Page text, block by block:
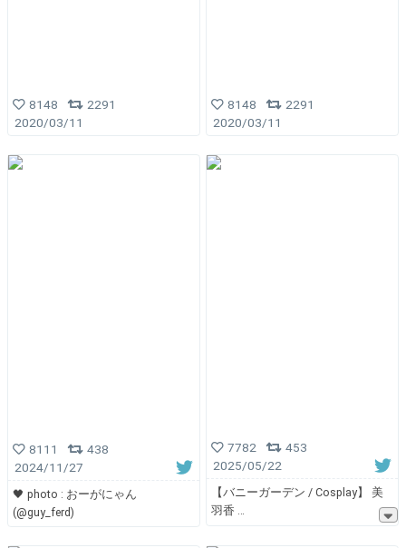
8148
2291
2020/03/11
8148
2291
2020/03/11
8111
438
2024/11/27
🖤 photo : おーがにゃん
(@guy_ferd)
7782
453
2025/05/22
【バニーガーデン / Cosplay】 美
羽香